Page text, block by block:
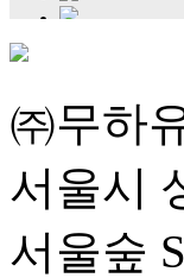
㈜무하
서울시
서울숲